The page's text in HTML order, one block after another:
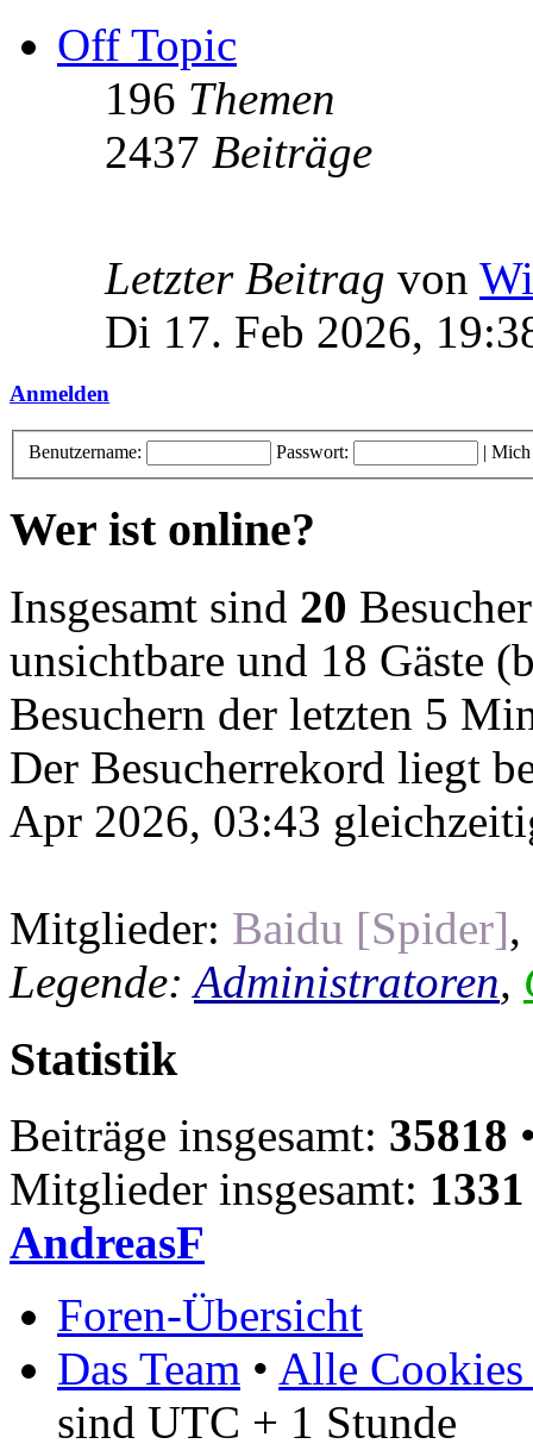
Off Topic
196 Themen
2437 Beiträge
Letzter Beitrag von
Di 17. Feb 2026,
Anmelden
Benutzername: Passwort: | Mich
Wer ist online?
Insgesamt sind 20
unsichtbare und 18 Gäste
Besuchern der letzten 5
Der Besucherrekord liegt
Apr 2026, 03:43
Mitglieder: Baidu [Spider],
Legende:Administratoren,
Statistik
Beiträge insgesamt: 35818
Mitglieder insgesamt: 1331
AndreasF
Foren-Übersicht
Das Team • Alle Cookies
sind UTC + 1 Stunde